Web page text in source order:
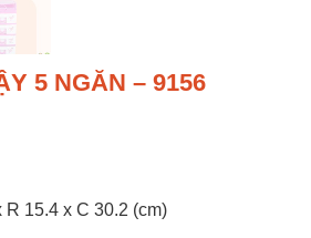
5 NGĂN – 9156
R 15.4 x C 30.2 (cm)